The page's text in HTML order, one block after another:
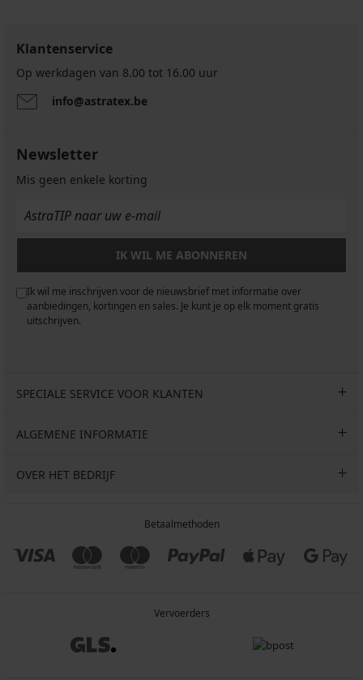
Klantenservice
Op werkdagen van 8.00 tot 16.00 uur
info@astratex.be
Newsletter
Mis geen enkele korting
IK WIL ME ABONNEREN
Ik wil me inschrijven voor de nieuwsbrief met informatie over
aanbiedingen, kortingen en sales. Je kunt je op elk moment gratis
uitschrijven.
SPECIALE SERVICE VOOR KLANTEN
ALGEMENE INFORMATIE
OVER HET BEDRIJF
Betaalmethoden
Vervoerders